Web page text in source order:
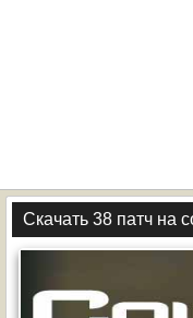
Скачать 38 патч на